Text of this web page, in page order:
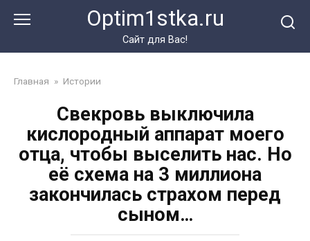
Optim1stka.ru
Сайт для Вас!
Главная » Истории
Свекровь выключила
кислородный аппарат моего
отца, чтобы выселить нас. Но
её схема на 3 миллиона
закончилась страхом перед
сыном…